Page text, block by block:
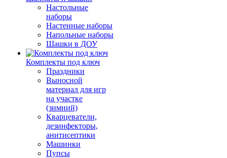
Настольные
наборы
Настенные наборы
Напольные наборы
Шашки в ДОУ
Комплекты под ключ
Праздники
Выносной
материал для игр
на участке
(зимний)
Кварцеватели,
дезинфекторы,
анитисептики
Машинки
Пупсы